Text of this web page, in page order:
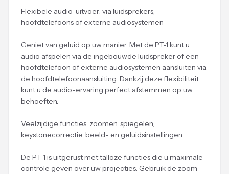
Flexibele audio-uitvoer: via luidsprekers,
hoofdtelefoons of externe audiosystemen
Geniet van geluid op uw manier. Met de PT-1 kunt u
audio afspelen via de ingebouwde luidspreker of een
hoofdtelefoon of externe audiosystemen aansluiten via
de hoofdtelefoonaansluiting. Dankzij deze flexibiliteit
kunt u de audio-ervaring perfect afstemmen op uw
behoeften.
Veelzijdige functies: zoomen, spiegelen,
keystonecorrectie, beeld- en geluidsinstellingen
De PT-1 is uitgerust met talloze functies die u maximale
controle geven over uw projecties. Gebruik de zoom-